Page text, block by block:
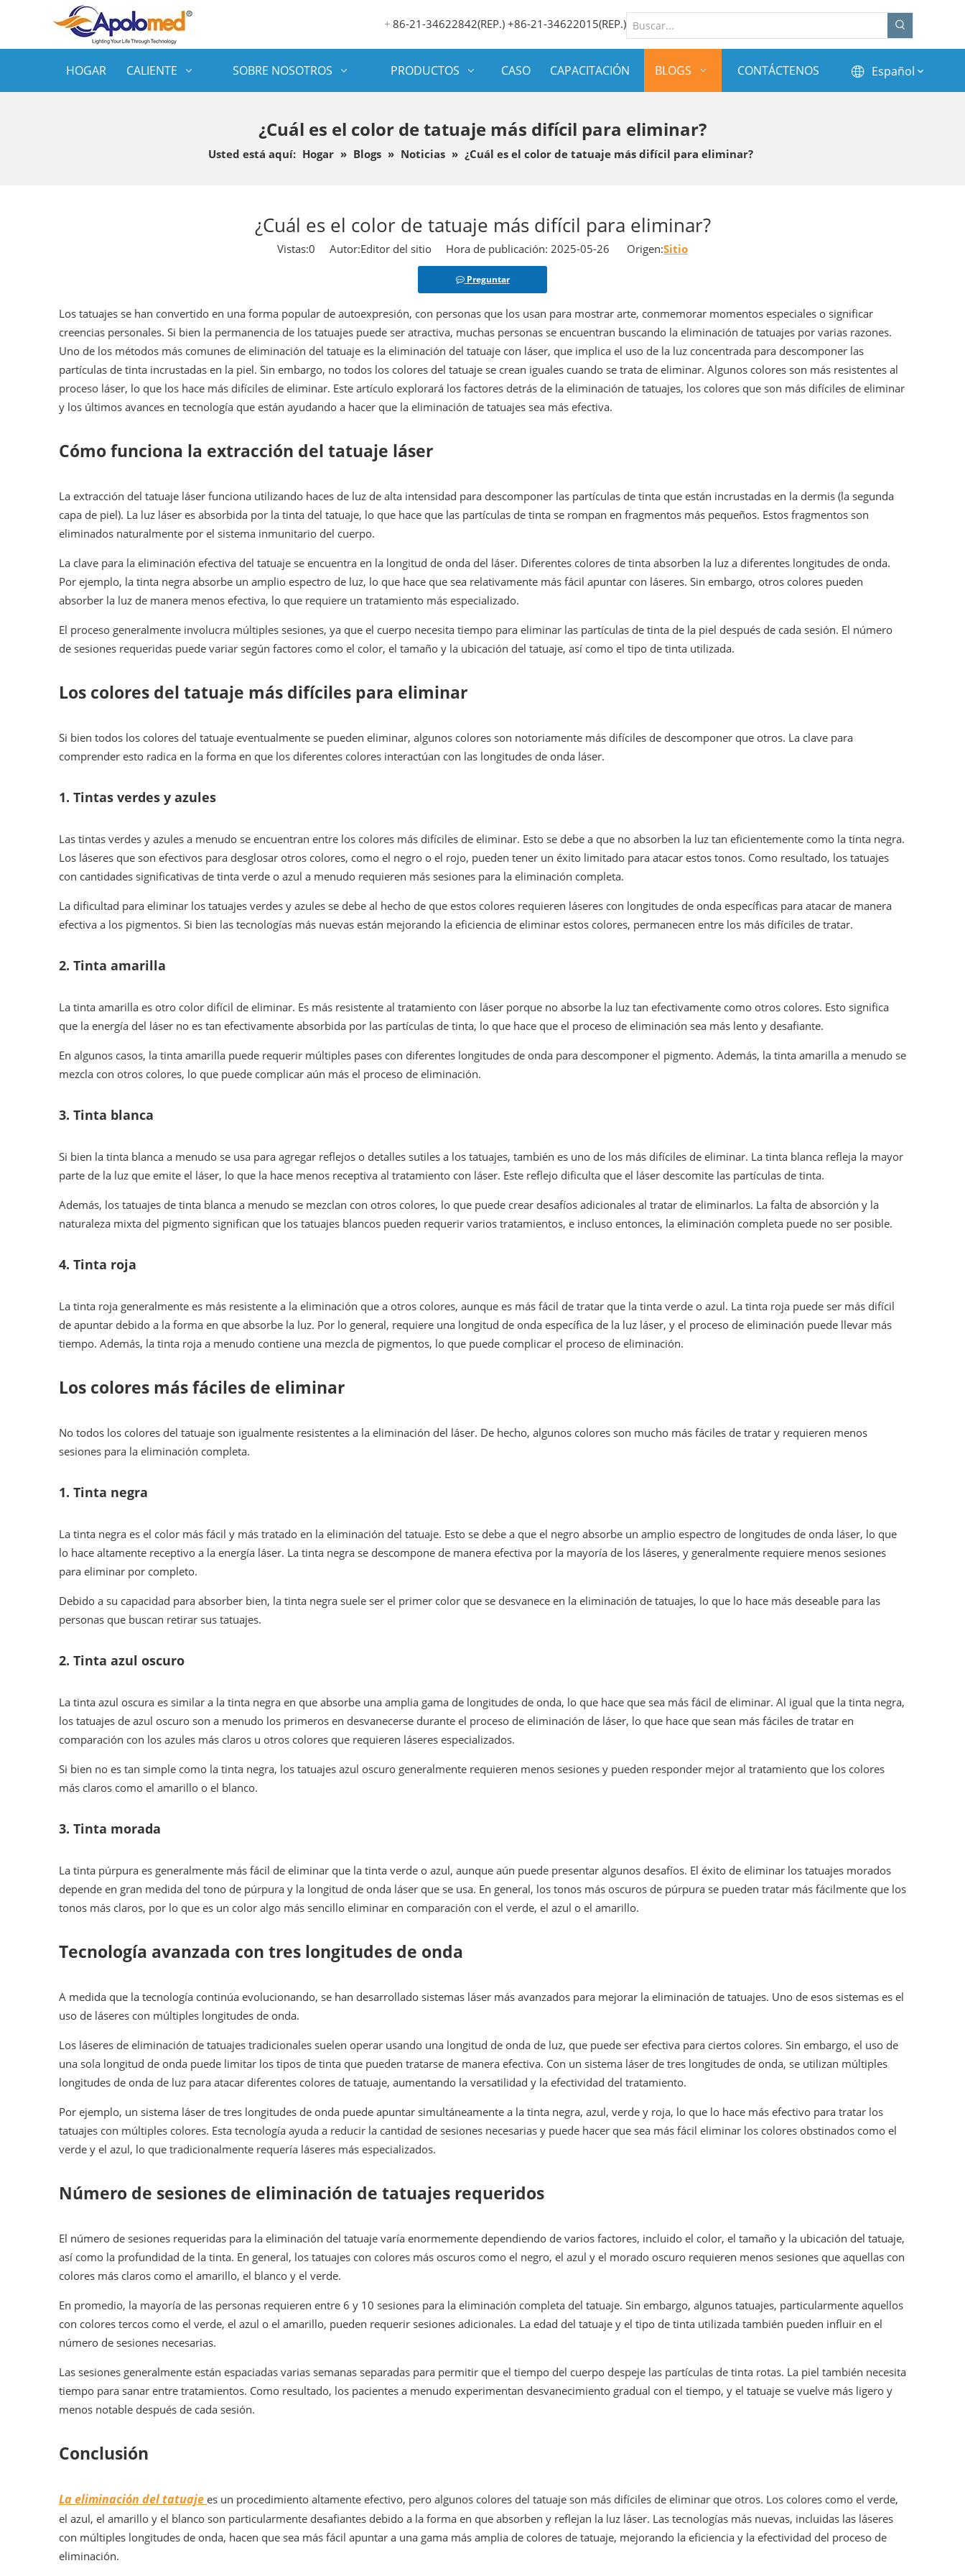
+ 86-21-34622842(REP.) +86-21-34622015(REP.)
HOGAR CALIENTE SOBRE NOSOTROS PRODUCTOS CASO CAPACITACIÓN BLOGS CONTÁCTENOS Español
¿Cuál es el color de tatuaje más difícil para eliminar?
Usted está aquí: Hogar » Blogs » Noticias » ¿Cuál es el color de tatuaje más difícil para eliminar?
¿Cuál es el color de tatuaje más difícil para eliminar?
Vistas:0 Autor:Editor del sitio Hora de publicación: 2025-05-26 Origen:Sitio
Preguntar
Los tatuajes se han convertido en una forma popular de autoexpresión, con personas que los usan para mostrar arte, conmemorar momentos especiales o significar
creencias personales. Si bien la permanencia de los tatuajes puede ser atractiva, muchas personas se encuentran buscando la eliminación de tatuajes por varias razones.
Uno de los métodos más comunes de eliminación del tatuaje es la eliminación del tatuaje con láser, que implica el uso de la luz concentrada para descomponer las
partículas de tinta incrustadas en la piel. Sin embargo, no todos los colores del tatuaje se crean iguales cuando se trata de eliminar. Algunos colores son más resistentes al
proceso láser, lo que los hace más difíciles de eliminar. Este artículo explorará los factores detrás de la eliminación de tatuajes, los colores que son más difíciles de eliminar
y los últimos avances en tecnología que están ayudando a hacer que la eliminación de tatuajes sea más efectiva.
Cómo funciona la extracción del tatuaje láser
La extracción del tatuaje láser funciona utilizando haces de luz de alta intensidad para descomponer las partículas de tinta que están incrustadas en la dermis (la segunda
capa de piel). La luz láser es absorbida por la tinta del tatuaje, lo que hace que las partículas de tinta se rompan en fragmentos más pequeños. Estos fragmentos son
eliminados naturalmente por el sistema inmunitario del cuerpo.
La clave para la eliminación efectiva del tatuaje se encuentra en la longitud de onda del láser. Diferentes colores de tinta absorben la luz a diferentes longitudes de onda.
Por ejemplo, la tinta negra absorbe un amplio espectro de luz, lo que hace que sea relativamente más fácil apuntar con láseres. Sin embargo, otros colores pueden
absorber la luz de manera menos efectiva, lo que requiere un tratamiento más especializado.
El proceso generalmente involucra múltiples sesiones, ya que el cuerpo necesita tiempo para eliminar las partículas de tinta de la piel después de cada sesión. El número
de sesiones requeridas puede variar según factores como el color, el tamaño y la ubicación del tatuaje, así como el tipo de tinta utilizada.
Los colores del tatuaje más difíciles para eliminar
Si bien todos los colores del tatuaje eventualmente se pueden eliminar, algunos colores son notoriamente más difíciles de descomponer que otros. La clave para
comprender esto radica en la forma en que los diferentes colores interactúan con las longitudes de onda láser.
1. Tintas verdes y azules
Las tintas verdes y azules a menudo se encuentran entre los colores más difíciles de eliminar. Esto se debe a que no absorben la luz tan eficientemente como la tinta negra.
Los láseres que son efectivos para desglosar otros colores, como el negro o el rojo, pueden tener un éxito limitado para atacar estos tonos. Como resultado, los tatuajes
con cantidades significativas de tinta verde o azul a menudo requieren más sesiones para la eliminación completa.
La dificultad para eliminar los tatuajes verdes y azules se debe al hecho de que estos colores requieren láseres con longitudes de onda específicas para atacar de manera
efectiva a los pigmentos. Si bien las tecnologías más nuevas están mejorando la eficiencia de eliminar estos colores, permanecen entre los más difíciles de tratar.
2. Tinta amarilla
La tinta amarilla es otro color difícil de eliminar. Es más resistente al tratamiento con láser porque no absorbe la luz tan efectivamente como otros colores. Esto significa
que la energía del láser no es tan efectivamente absorbida por las partículas de tinta, lo que hace que el proceso de eliminación sea más lento y desafiante.
En algunos casos, la tinta amarilla puede requerir múltiples pases con diferentes longitudes de onda para descomponer el pigmento. Además, la tinta amarilla a menudo se
mezcla con otros colores, lo que puede complicar aún más el proceso de eliminación.
3. Tinta blanca
Si bien la tinta blanca a menudo se usa para agregar reflejos o detalles sutiles a los tatuajes, también es uno de los más difíciles de eliminar. La tinta blanca refleja la mayor
parte de la luz que emite el láser, lo que la hace menos receptiva al tratamiento con láser. Este reflejo dificulta que el láser descomite las partículas de tinta.
Además, los tatuajes de tinta blanca a menudo se mezclan con otros colores, lo que puede crear desafíos adicionales al tratar de eliminarlos. La falta de absorción y la
naturaleza mixta del pigmento significan que los tatuajes blancos pueden requerir varios tratamientos, e incluso entonces, la eliminación completa puede no ser posible.
4. Tinta roja
La tinta roja generalmente es más resistente a la eliminación que a otros colores, aunque es más fácil de tratar que la tinta verde o azul. La tinta roja puede ser más difícil
de apuntar debido a la forma en que absorbe la luz. Por lo general, requiere una longitud de onda específica de la luz láser, y el proceso de eliminación puede llevar más
tiempo. Además, la tinta roja a menudo contiene una mezcla de pigmentos, lo que puede complicar el proceso de eliminación.
Los colores más fáciles de eliminar
No todos los colores del tatuaje son igualmente resistentes a la eliminación del láser. De hecho, algunos colores son mucho más fáciles de tratar y requieren menos
sesiones para la eliminación completa.
1. Tinta negra
La tinta negra es el color más fácil y más tratado en la eliminación del tatuaje. Esto se debe a que el negro absorbe un amplio espectro de longitudes de onda láser, lo que
lo hace altamente receptivo a la energía láser. La tinta negra se descompone de manera efectiva por la mayoría de los láseres, y generalmente requiere menos sesiones
para eliminar por completo.
Debido a su capacidad para absorber bien, la tinta negra suele ser el primer color que se desvanece en la eliminación de tatuajes, lo que lo hace más deseable para las
personas que buscan retirar sus tatuajes.
2. Tinta azul oscuro
La tinta azul oscura es similar a la tinta negra en que absorbe una amplia gama de longitudes de onda, lo que hace que sea más fácil de eliminar. Al igual que la tinta negra,
los tatuajes de azul oscuro son a menudo los primeros en desvanecerse durante el proceso de eliminación de láser, lo que hace que sean más fáciles de tratar en
comparación con los azules más claros u otros colores que requieren láseres especializados.
Si bien no es tan simple como la tinta negra, los tatuajes azul oscuro generalmente requieren menos sesiones y pueden responder mejor al tratamiento que los colores
más claros como el amarillo o el blanco.
3. Tinta morada
La tinta púrpura es generalmente más fácil de eliminar que la tinta verde o azul, aunque aún puede presentar algunos desafíos. El éxito de eliminar los tatuajes morados
depende en gran medida del tono de púrpura y la longitud de onda láser que se usa. En general, los tonos más oscuros de púrpura se pueden tratar más fácilmente que los
tonos más claros, por lo que es un color algo más sencillo eliminar en comparación con el verde, el azul o el amarillo.
Tecnología avanzada con tres longitudes de onda
A medida que la tecnología continúa evolucionando, se han desarrollado sistemas láser más avanzados para mejorar la eliminación de tatuajes. Uno de esos sistemas es el
uso de láseres con múltiples longitudes de onda.
Los láseres de eliminación de tatuajes tradicionales suelen operar usando una longitud de onda de luz, que puede ser efectiva para ciertos colores. Sin embargo, el uso de
una sola longitud de onda puede limitar los tipos de tinta que pueden tratarse de manera efectiva. Con un sistema láser de tres longitudes de onda, se utilizan múltiples
longitudes de onda de luz para atacar diferentes colores de tatuaje, aumentando la versatilidad y la efectividad del tratamiento.
Por ejemplo, un sistema láser de tres longitudes de onda puede apuntar simultáneamente a la tinta negra, azul, verde y roja, lo que lo hace más efectivo para tratar los
tatuajes con múltiples colores. Esta tecnología ayuda a reducir la cantidad de sesiones necesarias y puede hacer que sea más fácil eliminar los colores obstinados como el
verde y el azul, lo que tradicionalmente requería láseres más especializados.
Número de sesiones de eliminación de tatuajes requeridos
El número de sesiones requeridas para la eliminación del tatuaje varía enormemente dependiendo de varios factores, incluido el color, el tamaño y la ubicación del tatuaje,
así como la profundidad de la tinta. En general, los tatuajes con colores más oscuros como el negro, el azul y el morado oscuro requieren menos sesiones que aquellas con
colores más claros como el amarillo, el blanco y el verde.
En promedio, la mayoría de las personas requieren entre 6 y 10 sesiones para la eliminación completa del tatuaje. Sin embargo, algunos tatuajes, particularmente aquellos
con colores tercos como el verde, el azul o el amarillo, pueden requerir sesiones adicionales. La edad del tatuaje y el tipo de tinta utilizada también pueden influir en el
número de sesiones necesarias.
Las sesiones generalmente están espaciadas varias semanas separadas para permitir que el tiempo del cuerpo despeje las partículas de tinta rotas. La piel también necesita
tiempo para sanar entre tratamientos. Como resultado, los pacientes a menudo experimentan desvanecimiento gradual con el tiempo, y el tatuaje se vuelve más ligero y
menos notable después de cada sesión.
Conclusión
La eliminación del tatuaje es un procedimiento altamente efectivo, pero algunos colores del tatuaje son más difíciles de eliminar que otros. Los colores como el verde,
el azul, el amarillo y el blanco son particularmente desafiantes debido a la forma en que absorben y reflejan la luz láser. Las tecnologías más nuevas, incluidas las láseres
con múltiples longitudes de onda, hacen que sea más fácil apuntar a una gama más amplia de colores de tatuaje, mejorando la eficiencia y la efectividad del proceso de
eliminación.